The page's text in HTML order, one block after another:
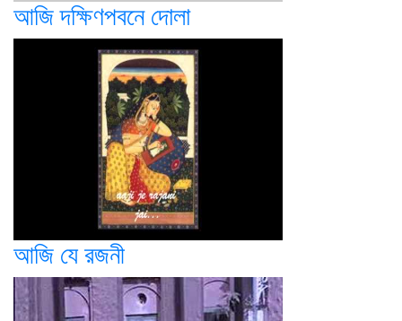
আজি দক্ষিণপবনে দোলা
আজি যে রজনী